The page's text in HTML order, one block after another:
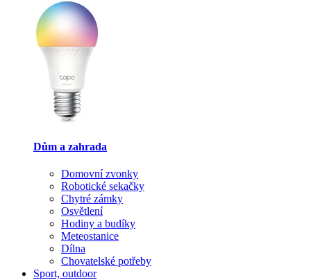
Dům a zahrada
Domovní zvonky
Robotické sekačky
Chytré zámky
Osvětlení
Hodiny a budíky
Meteostanice
Dílna
Chovatelské potřeby
Sport, outdoor